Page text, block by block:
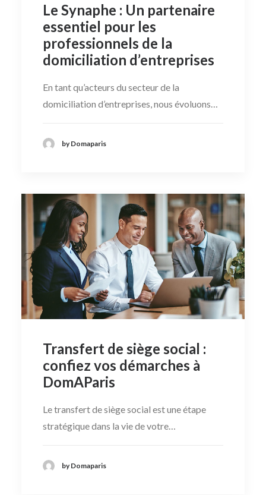
Le Synaphe : Un partenaire
essentiel pour les
professionnels de la
domiciliation d’entreprises
En tant qu’acteurs du secteur de la
domiciliation d’entreprises, nous évoluons…
by Domaparis
Transfert de siège social :
confiez vos démarches à
DomAParis
Le transfert de siège social est une étape
stratégique dans la vie de votre…
by Domaparis